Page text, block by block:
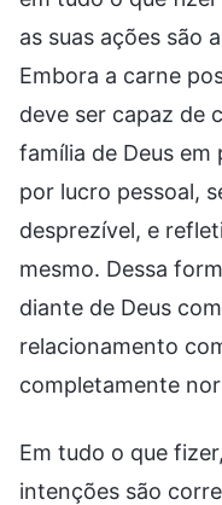
as suas ações são
Embora a carne
deve ser capaz de
família de Deus em
por lucro pessoal,
desprezível, e
mesmo. Dessa
diante de Deus
relacionamento
completamente
Em tudo o que
intenções são